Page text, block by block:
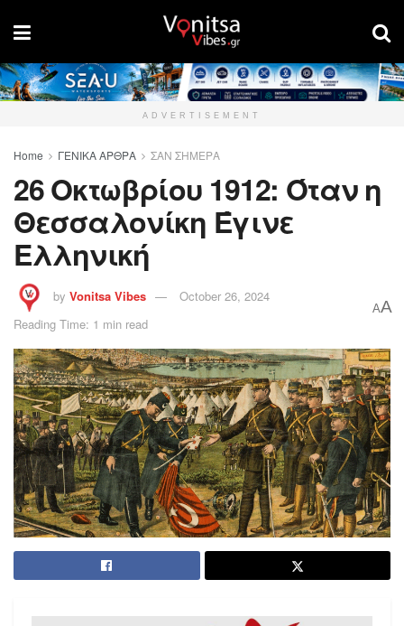
ADVERTISEMENT
Home ΓΕΝΙΚΑ ΑΡΘΡΑ ΣΑΝ ΣΗΜΕΡΑ
26 Οκτωβρίου 1912: Όταν η
Θεσσαλονίκη Έγινε
Ελληνική
by Vonitsa Vibes
October 26, 2024
Reading Time: 1 min read
AA